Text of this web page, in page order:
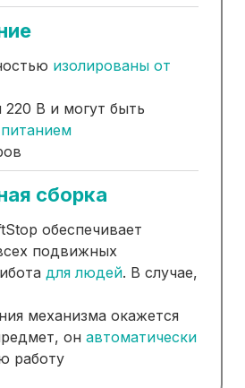
изолированы от
В и могут быть
питанием
сборка
обеспечивает
подвижных
для людей. В случае,
механизма окажется
он автоматически
работу